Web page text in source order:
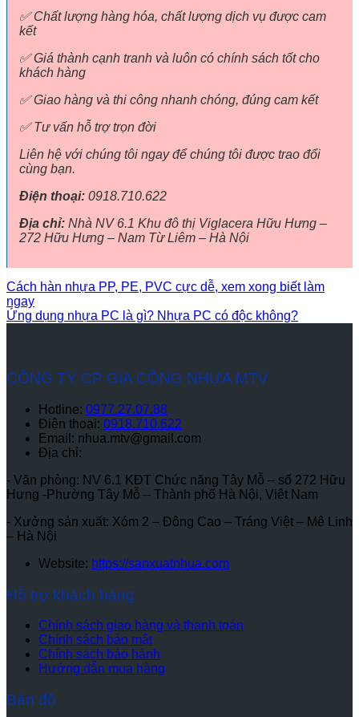
✅ Chất lượng hàng hóa, chất lượng dịch vụ được cam
kết
✅ Giá thành cạnh tranh và luôn có chính sách tốt cho
khách hàng
✅ Giao hàng và thi công nhanh chóng, đúng cam kết
✅ Tư vấn hỗ trợ trọn đời
Liên hệ với chúng tôi ngay để chúng tôi được trao đổi
cùng bạn.
Điện thoại: 0918.710.622
Địa chỉ: Nhà NV 6.1 Khu đô thị Viglacera Hữu Hưng –
272 Hữu Hưng – Nam Từ Liêm – Hà Nội
Cách hàn nhựa PP, PE, PVC cực dễ, xem xong biết làm
ngay
Ứng dụng nhựa PC là gì? Nhựa PC có độc không?
CÔNG TY CP GIA CÔNG NHỰA MTV
Hotline: 0977.27.07.88
Điện thoại: 0918.710.622
Email: nhua.mtv@gmail.com
Địa chỉ:
- Văn phòng: NV 6.1 KĐT Chức năng Tây Mỗ – số 272 Hữu
Hưng -Phường Tây Mỗ – Thành phố Hà Nội, Việt Nam
- Xưởng sản xuất: Xóm 2 – Đông Cao – Tráng Việt – Mê Linh
– Hà Nội
Website: https://sanxuatnhua.com
Hỗ trợ khách hàng
Chính sách giao hàng và thanh toán
Chính sách bảo mật
Chính sách bảo hành
Hướng dẫn mua hàng
Bản đồ